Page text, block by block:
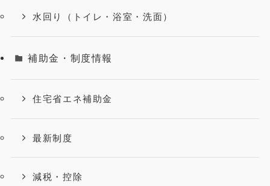
水回り（トイレ・浴室・洗面）
補助金・制度情報
住宅省エネ補助金
最新制度
減税・控除